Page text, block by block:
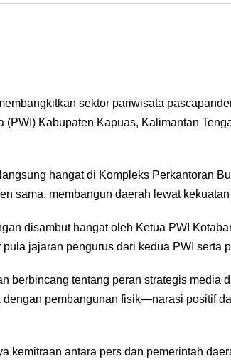
sektor pariwisata
Kabupaten Kapuas, Kalimantan
hangat di Kompleks Perkantoran
sama, membangun daerah lewat
disambut hangat oleh Ketua PWI
jajaran pengurus dari kedua PWI serta
berbincang tentang peran strategis
pembangunan fisik—narasi positif
kemitraan antara pers dan pemerintah